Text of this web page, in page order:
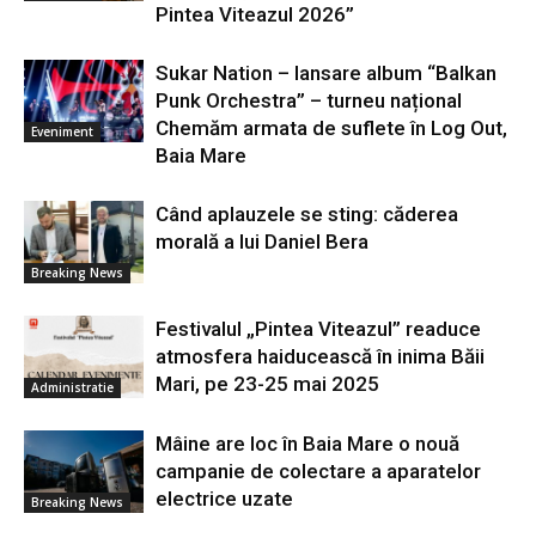
Pintea Viteazul 2026”
Eveniment
Sukar Nation – lansare album “Balkan
Punk Orchestra” – turneu național
Chemăm armata de suflete în Log Out,
Baia Mare
Breaking News
Când aplauzele se sting: căderea
morală a lui Daniel Bera
Administratie
Festivalul „Pintea Viteazul” readuce
atmosfera haiducească în inima Băii
Mari, pe 23-25 mai 2025
Breaking News
Mâine are loc în Baia Mare o nouă
campanie de colectare a aparatelor
electrice uzate